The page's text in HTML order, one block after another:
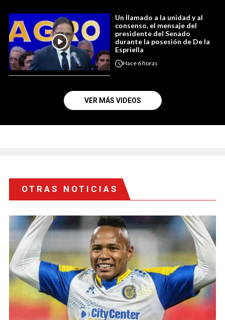
Un llamado a la unidad y al
consenso, el mensaje del
presidente del Senado
durante la posesión de De la
Espriella
Hace 6 horas
VER MÁS VIDEOS
OTRAS NOTICIAS